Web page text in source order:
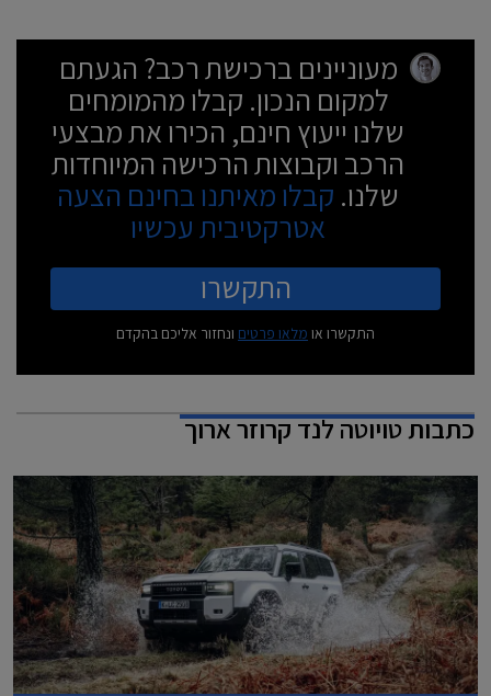
מעוניינים ברכישת רכב? הגעתם
למקום הנכון. קבלו מהמומחים
שלנו ייעוץ חינם, הכירו את מבצעי
הרכב וקבוצות הרכישה המיוחדות
שלנו. קבלו מאיתנו בחינם הצעה
אטרקטיבית עכשיו
התקשרו
התקשרו או מלאו פרטים ונחזור אליכם בהקדם
כתבותטויוטה לנד קרוזר ארוך